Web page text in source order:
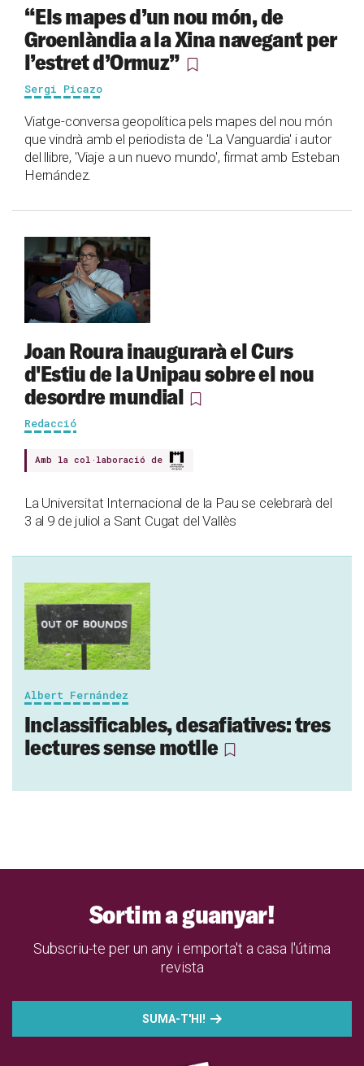
“Els mapes d’un nou món, de
Groenlàndia a la Xina navegant per
l’estret d’Ormuz”
Sergi Picazo
Viatge-conversa geopolítica pels mapes del nou món
que vindrà amb el periodista de 'La Vanguardia' i autor
del llibre, 'Viaje a un nuevo mundo', firmat amb Esteban
Hernández.
Joan Roura inaugurarà el Curs
d'Estiu de la Unipau sobre el nou
desordre mundial
Redacció
Amb la col·laboració de
La Universitat Internacional de la Pau se celebrarà del
3 al 9 de juliol a Sant Cugat del Vallès
Albert Fernández
Inclassificables, desafiatives: tres
lectures sense motlle
Sortim a guanyar!
Subscriu-te per un any i emporta't a casa l'útima
revista
SUMA-T'HI!